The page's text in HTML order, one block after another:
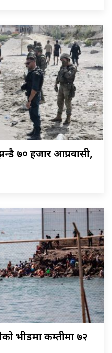
७० हजार आप्रवासी,
भीडमा कम्तीमा ७२